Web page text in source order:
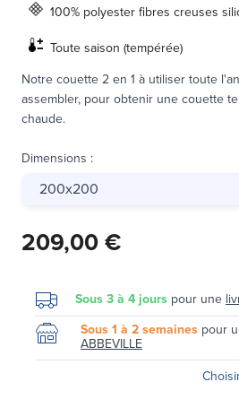
100% polyester fibres creuses
Toute saison (tempérée)
Notre couette 2 en 1 à utiliser toute
assembler, pour obtenir une couette
chaude.
Dimensions :
200x200
209,00 €
Sous 3 à 4 jours pour une
Sous 1 à 2 semaines pour
ABBEVILLE